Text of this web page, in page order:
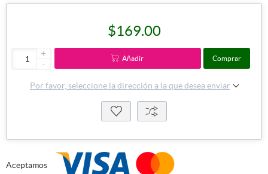
$169.00
+
-
Añadir Comprar
Por favor, seleccione la dirección a la que desea enviar
Aceptamos